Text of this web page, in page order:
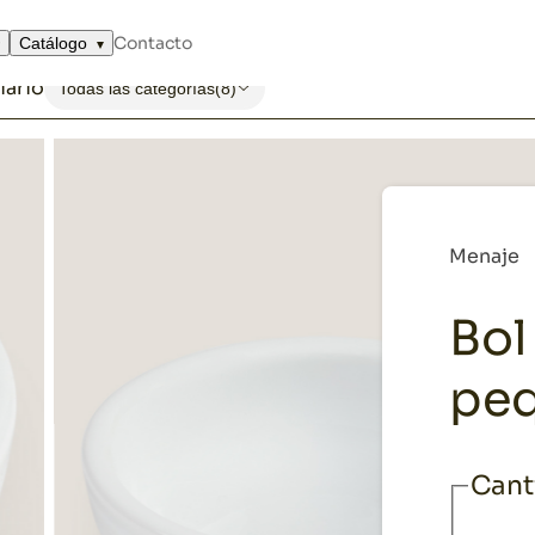
Catálogo Contacto
Todas las categorías(8)
Menaje